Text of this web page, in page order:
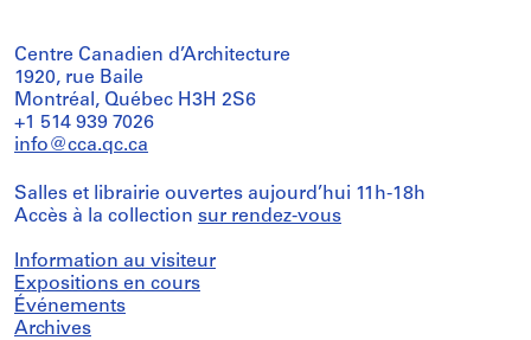
Centre Canadien d’Architecture
1920, rue Baile
Montréal, Québec H3H 2S6
+1 514 939 7026
info@cca.qc.ca
Salles et librairie ouvertes aujourd’hui 11h-18h
Accès à la collection sur rendez-vous
Information au visiteur
Expositions en cours
Événements
Archives